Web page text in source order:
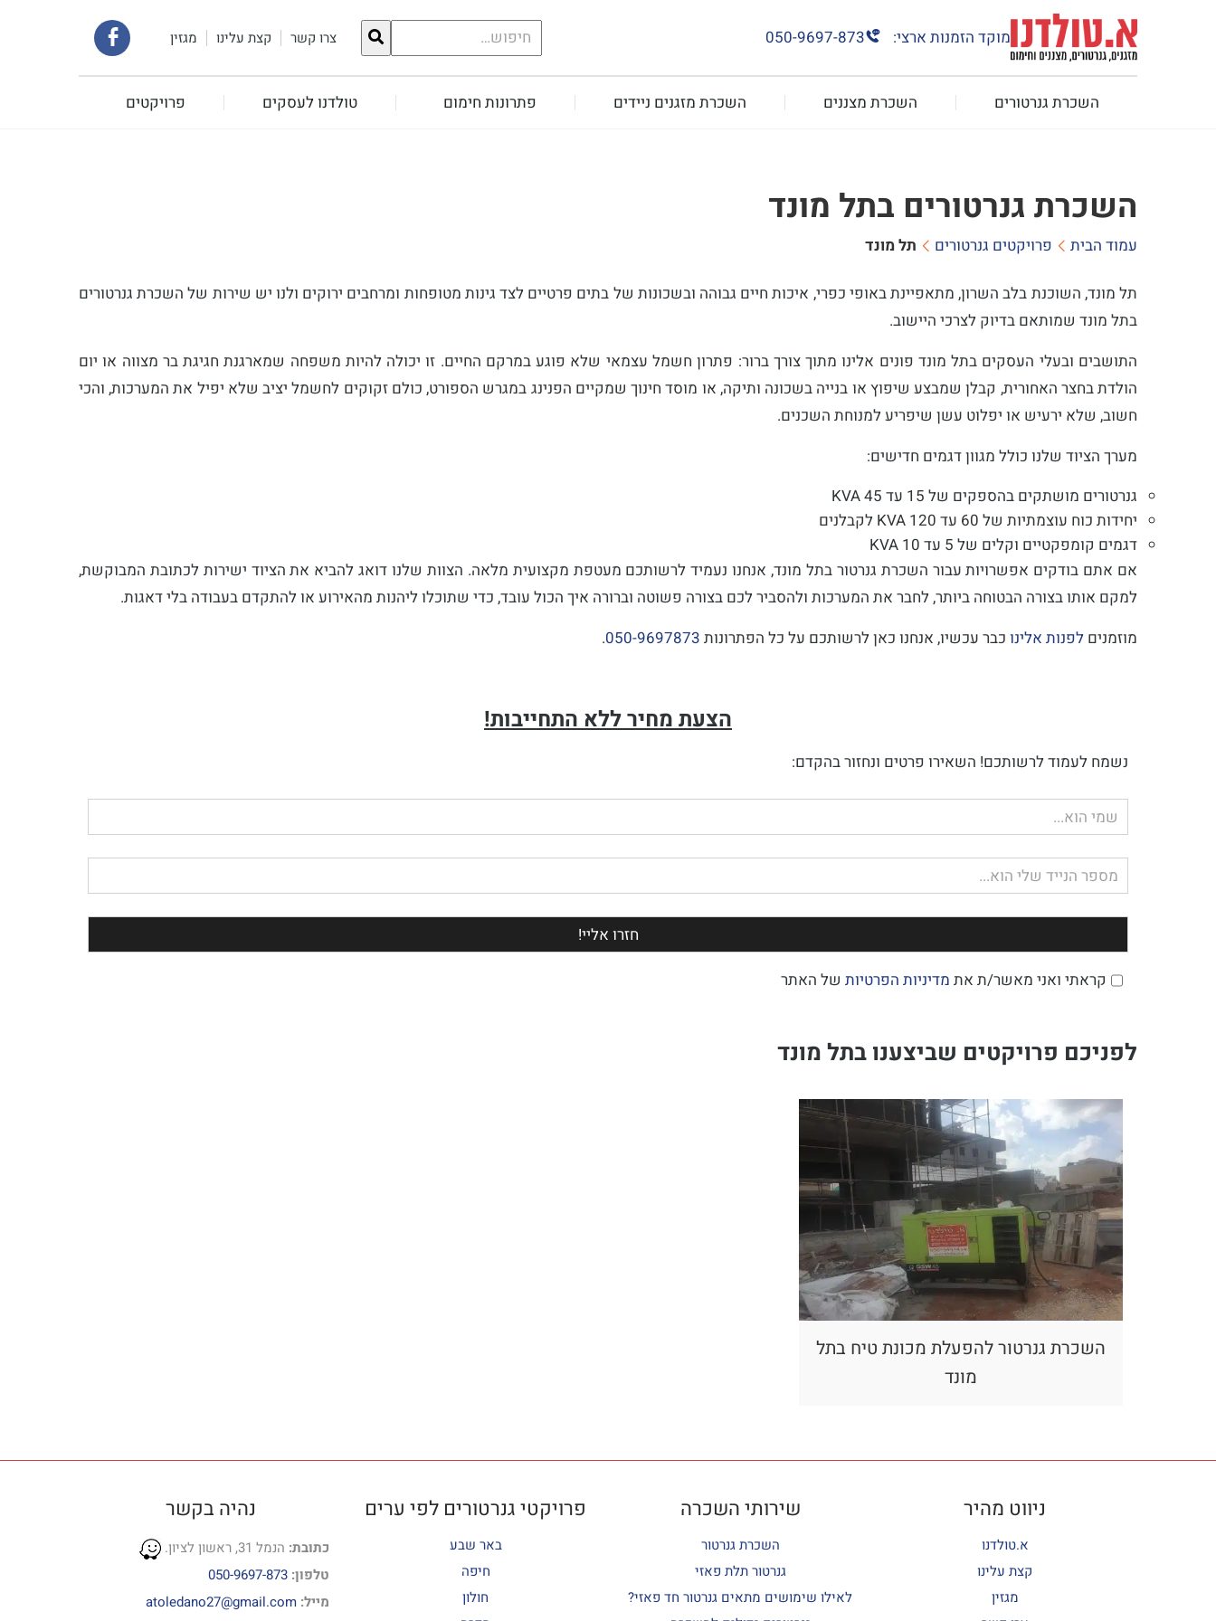
מוקד הזמנות ארצי: 050-9697-873
חיפוש
עבור:
צרו קשר קצת עלינו מגזין
קישור
לעמוד
השכרת גנרטורים השכרת מצננים השכרת מזגנים ניידים פתרונות חימום טולדנו לעסקים פרויקטים
השכרת גנרטורים בתל מונד
עמוד הבית פרויקטים גנרטורים תל מונד
תל מונד, השוכנת בלב השרון, מתאפיינת באופי כפרי, איכות חיים גבוהה ובשכונות של בתים פרטיים לצד גינות מטופחות ומרחבים ירוקים ולנו יש שירות של השכרת גנרטורים
בתל מונד שמותאם בדיוק לצרכי היישוב.
התושבים ובעלי העסקים בתל מונד פונים אלינו מתוך צורך ברור: פתרון חשמל עצמאי שלא פוגע במרקם החיים. זו יכולה להיות משפחה שמארגנת חגיגת בר מצווה או יום
הולדת בחצר האחורית, קבלן שמבצע שיפוץ או בנייה בשכונה ותיקה, או מוסד חינוך שמקיים הפנינג במגרש הספורט, כולם זקוקים לחשמל יציב שלא יפיל את המערכות, והכי
חשוב, שלא ירעיש או יפלוט עשן שיפריע למנוחת השכנים.
מערך הציוד שלנו כולל מגוון דגמים חדישים:
גנרטורים מושתקים בהספקים של 15 עד 45 KVA
יחידות כוח עוצמתיות של 60 עד 120 KVA לקבלנים
דגמים קומפקטיים וקלים של 5 עד 10 KVA
אם אתם בודקים אפשרויות עבור השכרת גנרטור בתל מונד, אנחנו נעמיד לרשותכם מעטפת מקצועית מלאה. הצוות שלנו דואג להביא את הציוד ישירות לכתובת המבוקשת,
למקם אותו בצורה הבטוחה ביותר, לחבר את המערכות ולהסביר לכם בצורה פשוטה וברורה איך הכול עובד, כדי שתוכלו ליהנות מהאירוע או להתקדם בעבודה בלי דאגות.
מוזמנים לפנות אלינו כבר עכשיו, אנחנו כאן לרשותכם על כל הפתרונות 050-9697873
.
הצעת מחיר ללא התחייבות!
נשמח לעמוד לרשותכם! השאירו פרטים ונחזור בהקדם:
שם
מלא
טלפון
קראתי ואני מאשר/ת את מדיניות הפרטיות של האתר
לפניכם פרויקטים שביצענו בתל מונד
השכרת גנרטור להפעלת מכונת טיח בתל
מונד
ניווט מהיר
א.טולדנו
קצת עלינו
מגזין
שירותי השכרה
השכרת גנרטור
גנרטור תלת פאזי
לאילו שימושים מתאים גנרטור חד פאזי?
פרויקטי גנרטורים לפי ערים
באר שבע
חיפה
חולון
נהיה בקשר
כתובת: הנמל 31, ראשון לציון.
טלפון: 050-9697-873
מייל: atoledano27@gmail.com